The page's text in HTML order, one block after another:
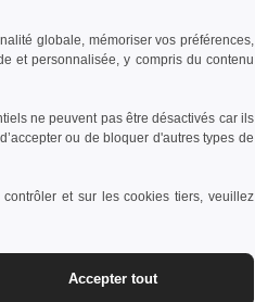
globale, mémoriser vos préférences,
et personnalisée, y compris du contenu
ne peuvent pas être désactivés car ils
ou de bloquer d'autres types de
et sur les cookies tiers, veuillez
Accepter tout